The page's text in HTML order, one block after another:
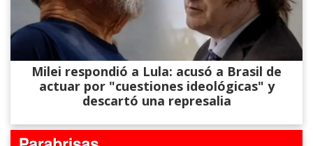
Milei respondió a Lula: acusó a Brasil de
actuar por "cuestiones ideológicas" y
descartó una represalia